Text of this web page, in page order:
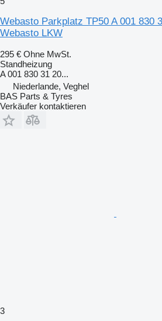
Webasto Parkplatz TP50 A 001 830
Webasto LKW
295 € Ohne MwSt.
Standheizung
A 001 830 31 20...
Niederlande, Veghel
BAS Parts & Tyres
Verkäufer kontaktieren
3